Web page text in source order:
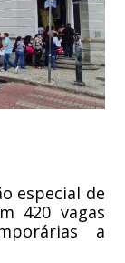
especial de
420 vagas
a